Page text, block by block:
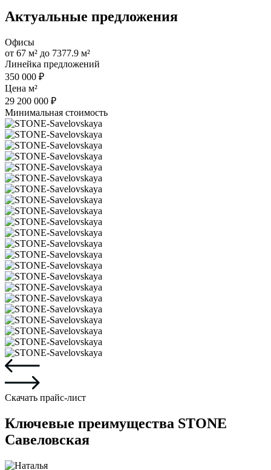
Актуальные предложения
Офисы
от 67 м² до 7377.9 м²
Линейка предложений
350 000 ₽
Цена м²
29 200 000 ₽
Минимальная стоимость
Скачать прайс-лист
Ключевые преимущества STONE
Савеловская